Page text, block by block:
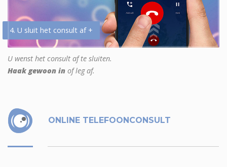
4. U sluit het consult af +
U wenst het consult af te sluiten.
Haak gewoon in of leg af.
ONLINE TELEFOONCONSULT